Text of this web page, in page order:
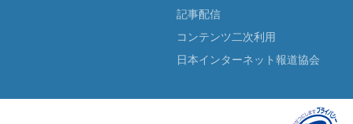
記事配信
コンテンツ二次利用
日本インターネット報道協会